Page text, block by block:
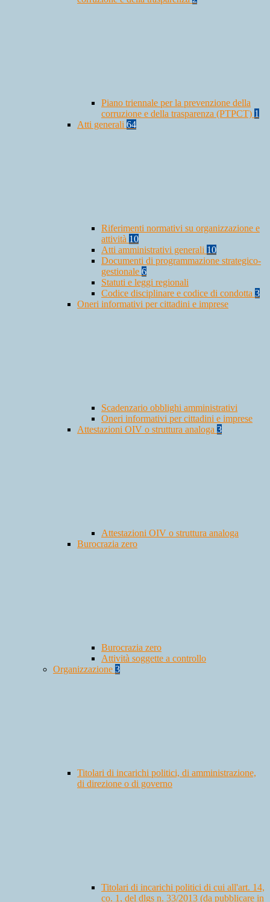
Piano triennale per la prevenzione della
corruzione e della trasparenza (PTPCT) 1
Atti generali 64
Riferimenti normativi su organizzazione e
attività 10
Atti amministrativi generali 10
Documenti di programmazione strategico-
gestionale 6
Statuti e leggi regionali
Codice disciplinare e codice di condotta 3
Oneri informativi per cittadini e imprese
Scadenzario obblighi amministrativi
Oneri informativi per cittadini e imprese
Attestazioni OIV o struttura analoga 3
Attestazioni OIV o struttura analoga
Burocrazia zero
Burocrazia zero
Attività soggette a controllo
Organizzazione 3
Titolari di incarichi politici, di amministrazione,
di direzione o di governo
Titolari di incarichi politici di cui all'art. 14,
co. 1, del dlgs n. 33/2013 (da pubblicare in